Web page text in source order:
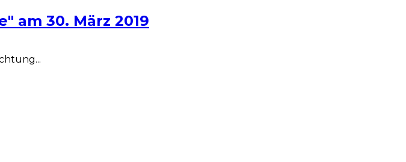
am 30. März 2019